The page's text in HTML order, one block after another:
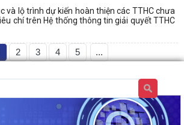
và lộ trình dự kiến hoàn thiện các TTHC chưa
chí trên Hệ thống thông tin giải quyết TTHC
2 3 4 5 ...